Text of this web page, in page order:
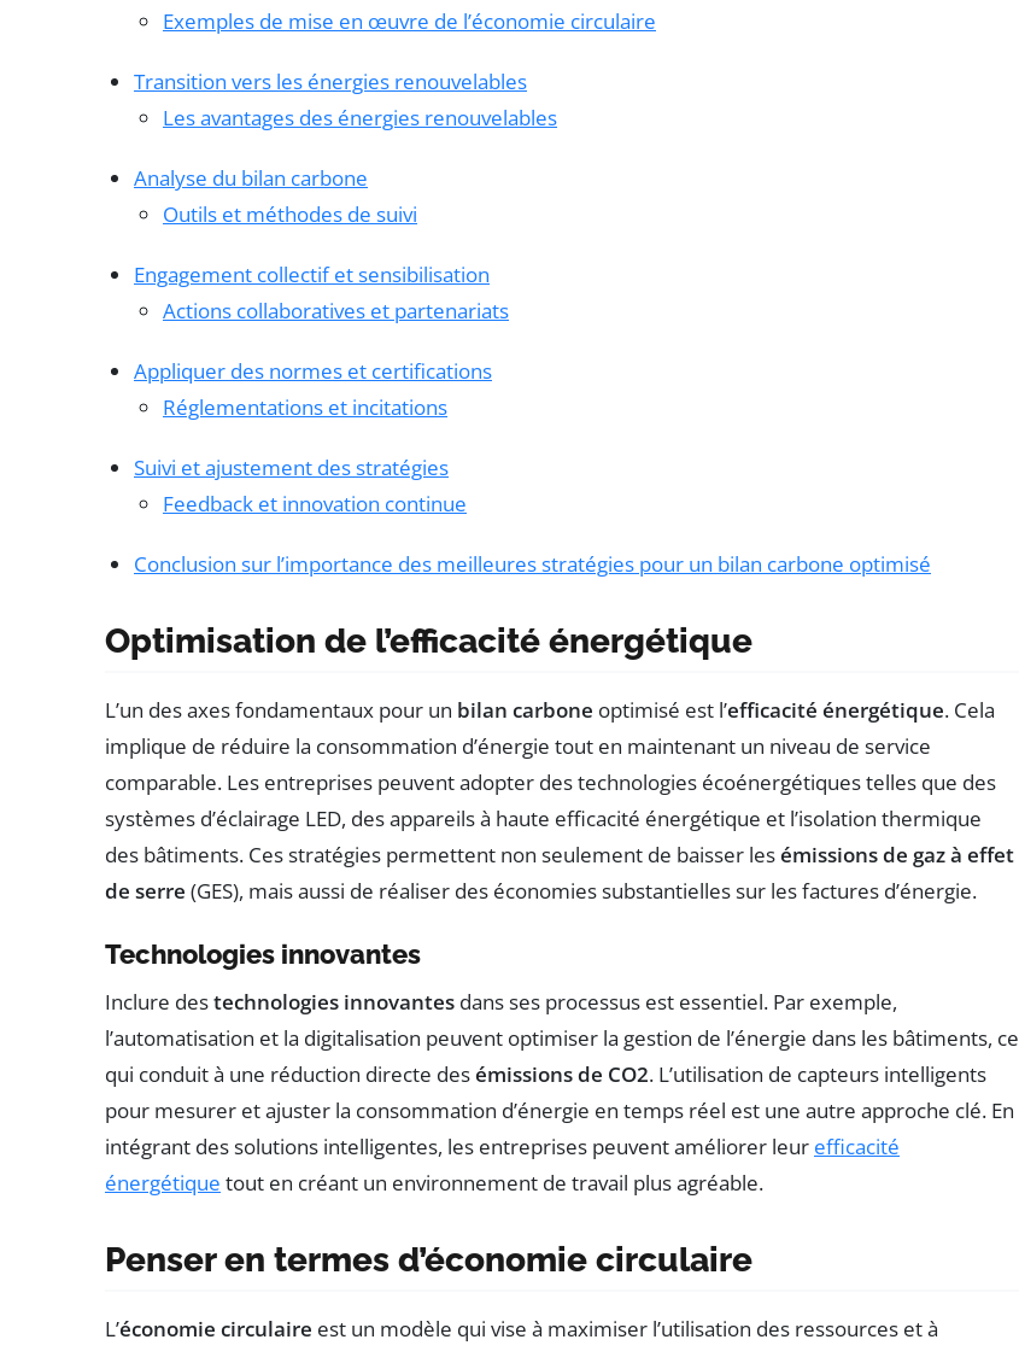
Exemples de mise en œuvre de l’économie circulaire
Transition vers les énergies renouvelables
Les avantages des énergies renouvelables
Analyse du bilan carbone
Outils et méthodes de suivi
Engagement collectif et sensibilisation
Actions collaboratives et partenariats
Appliquer des normes et certifications
Réglementations et incitations
Suivi et ajustement des stratégies
Feedback et innovation continue
Conclusion sur l’importance des meilleures stratégies pour un bilan carbone optimisé
Optimisation de l’efficacité énergétique
L’un des axes fondamentaux pour un bilan carbone optimisé est l’efficacité énergétique. Cela
implique de réduire la consommation d’énergie tout en maintenant un niveau de service
comparable. Les entreprises peuvent adopter des technologies écoénergétiques telles que des
systèmes d’éclairage LED, des appareils à haute efficacité énergétique et l’isolation thermique
des bâtiments. Ces stratégies permettent non seulement de baisser lesémissions de gaz à effet
de serre (GES), mais aussi de réaliser des économies substantielles sur les factures d’énergie.
Technologies innovantes
Inclure destechnologies innovantes dans ses processus est essentiel. Par exemple,
l’automatisation et la digitalisation peuvent optimiser la gestion de l’énergie dans les bâtiments, ce
qui conduit à une réduction directe desémissions de CO2. L’utilisation de capteurs intelligents
pour mesurer et ajuster la consommation d’énergie en temps réel est une autre approche clé. En
intégrant des solutions intelligentes, les entreprises peuvent améliorer leur efficacité
énergétique tout en créant un environnement de travail plus agréable.
Penser en termes d’économie circulaire
L’économie circulaire est un modèle qui vise à maximiser l’utilisation des ressources et à